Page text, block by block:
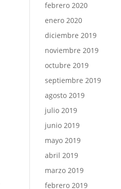
febrero 2020
enero 2020
diciembre 2019
noviembre 2019
octubre 2019
septiembre 2019
agosto 2019
julio 2019
junio 2019
mayo 2019
abril 2019
marzo 2019
febrero 2019